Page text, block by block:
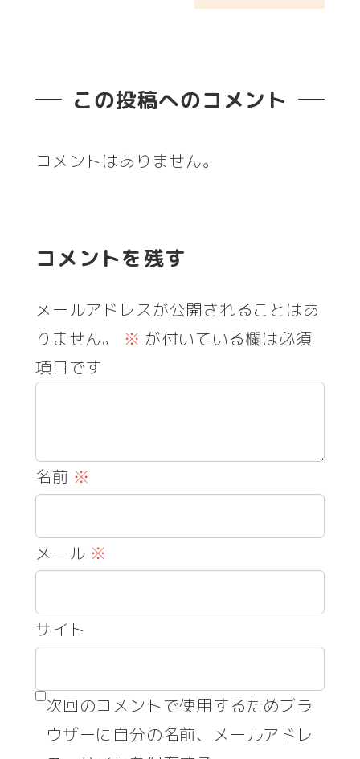
この投稿へのコメント
コメントはありません。
コメントを残す
メールアドレスが公開されることはあ
りません。
※ が付いている欄は必須
項目です
名前 ※
メール ※
サイト
次回のコメントで使用するためブラ
ウザーに自分の名前、メールアドレ